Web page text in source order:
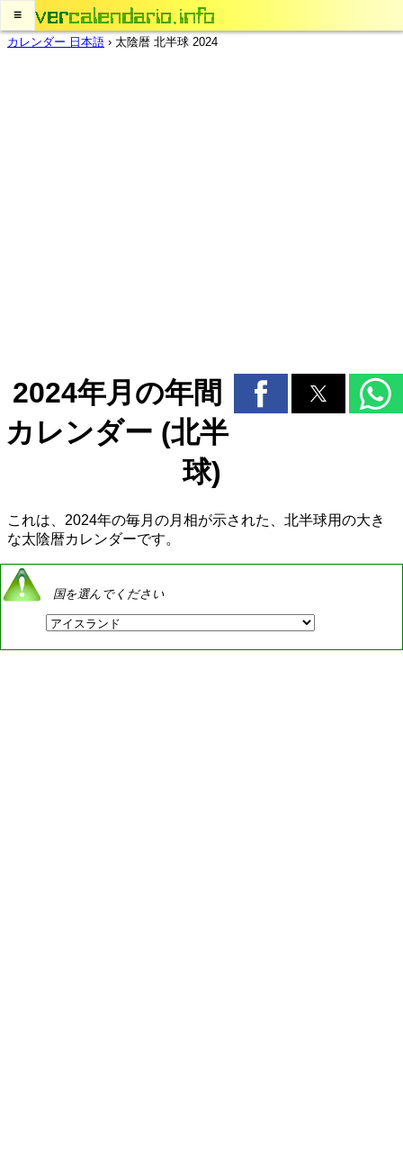
≡
カレンダー 日本語 › 太陰暦 北半球 2024
2024年月の年間
カレンダー (北半
球)
これは、2024年の毎月の月相が示された、北半球用の大き
な太陰暦カレンダーです。
国を選んでください